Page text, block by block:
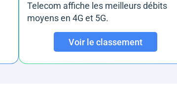
Telecom affiche les meilleurs débits
moyens en 4G et 5G.
Voir le classement